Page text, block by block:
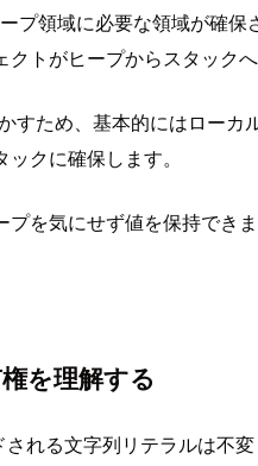
プ領域に必要な領域が確
トがヒープからスタック
すため、基本的にはロー
クに確保します。
プを気にせず値を保持でき
を理解する
れる文字列リテラルは不変